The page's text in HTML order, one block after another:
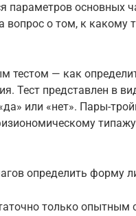
параметров основных
вопрос о том, к какому
тестом — как
Тест представлен в
или «нет». Пары-
определить форму
только опытным